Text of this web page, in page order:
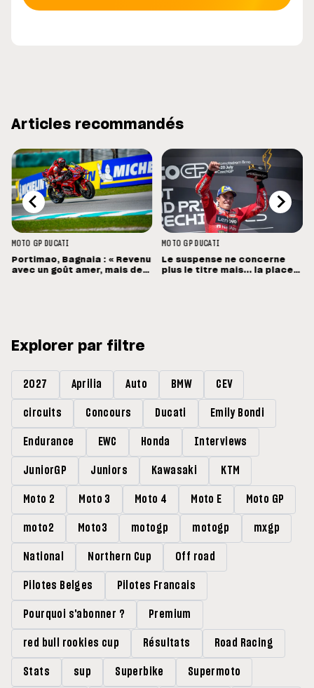
Articles recommandés
MOTO GP DUCATI
Portimao, Bagnaia : « Revenu
avec un goût amer, mais des
MOTO GP DUCATI
Le suspense ne concerne
plus le titre mais... la place
Explorer par filtre
2027 Aprilia Auto BMW CEV
circuits Concours Ducati Emily Bondi
Endurance EWC Honda Interviews
JuniorGP Juniors Kawasaki KTM
Moto 2 Moto 3 Moto 4 Moto E Moto GP
moto2 Moto3 motogp motogp mxgp
National Northern Cup Off road
Pilotes Belges Pilotes Francais
Pourquoi s'abonner ? Premium
red bull rookies cup Résultats Road Racing
Stats sup Superbike Supermoto